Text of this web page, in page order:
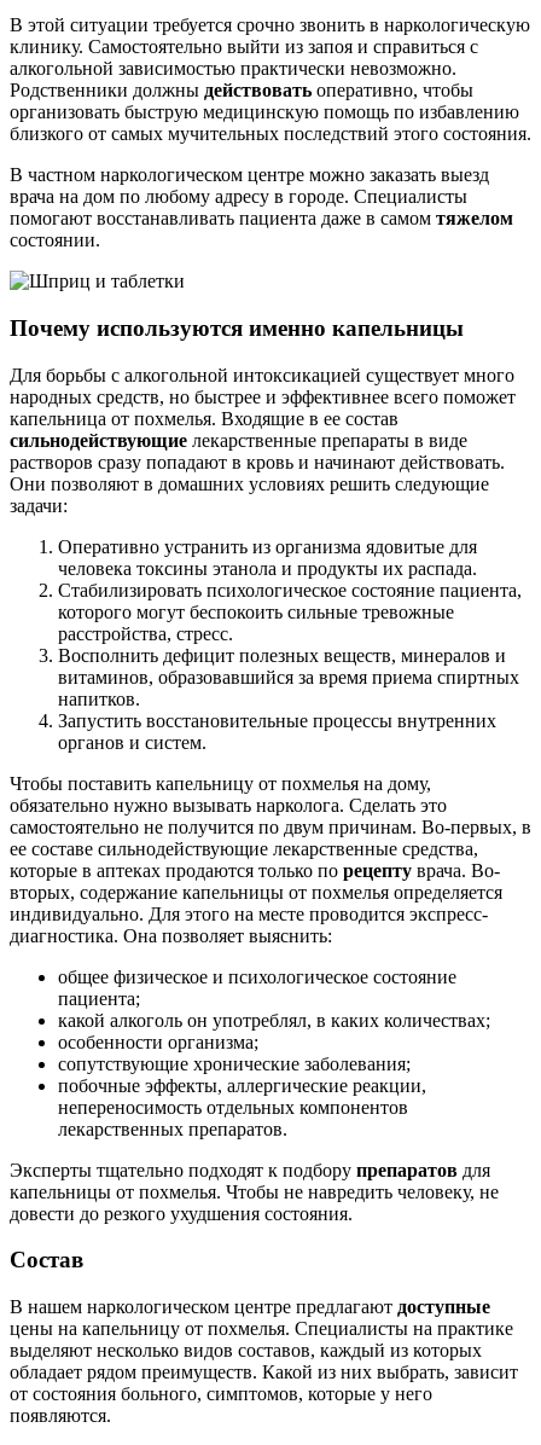
В этой ситуации требуется срочно звонить в наркологическую
клинику. Самостоятельно выйти из запоя и справиться с
алкогольной зависимостью практически невозможно.
Родственники должны действовать оперативно, чтобы
организовать быструю медицинскую помощь по избавлению
близкого от самых мучительных последствий этого состояния.
В частном наркологическом центре можно заказать выезд
врача на дом по любому адресу в городе. Специалисты
помогают восстанавливать пациента даже в самом тяжелом
состоянии.
Почему используются именно капельницы
Для борьбы с алкогольной интоксикацией существует много
народных средств, но быстрее и эффективнее всего поможет
капельница от похмелья. Входящие в ее состав
сильнодействующие лекарственные препараты в виде
растворов сразу попадают в кровь и начинают действовать.
Они позволяют в домашних условиях решить следующие
задачи:
Оперативно устранить из организма ядовитые для
человека токсины этанола и продукты их распада.
Стабилизировать психологическое состояние пациента,
которого могут беспокоить сильные тревожные
расстройства, стресс.
Восполнить дефицит полезных веществ, минералов и
витаминов, образовавшийся за время приема спиртных
напитков.
Запустить восстановительные процессы внутренних
органов и систем.
Чтобы поставить капельницу от похмелья на дому,
обязательно нужно вызывать нарколога. Сделать это
самостоятельно не получится по двум причинам. Во-первых, в
ее составе сильнодействующие лекарственные средства,
которые в аптеках продаются только по рецепту врача. Во-
вторых, содержание капельницы от похмелья определяется
индивидуально. Для этого на месте проводится экспресс-
диагностика. Она позволяет выяснить:
общее физическое и психологическое состояние
пациента;
какой алкоголь он употреблял, в каких количествах;
особенности организма;
сопутствующие хронические заболевания;
побочные эффекты, аллергические реакции,
непереносимость отдельных компонентов
лекарственных препаратов.
Эксперты тщательно подходят к подбору препаратов для
капельницы от похмелья. Чтобы не навредить человеку, не
довести до резкого ухудшения состояния.
Состав
В нашем наркологическом центре предлагают доступные
цены на капельницу от похмелья. Специалисты на практике
выделяют несколько видов составов, каждый из которых
обладает рядом преимуществ. Какой из них выбрать, зависит
от состояния больного, симптомов, которые у него
появляются.